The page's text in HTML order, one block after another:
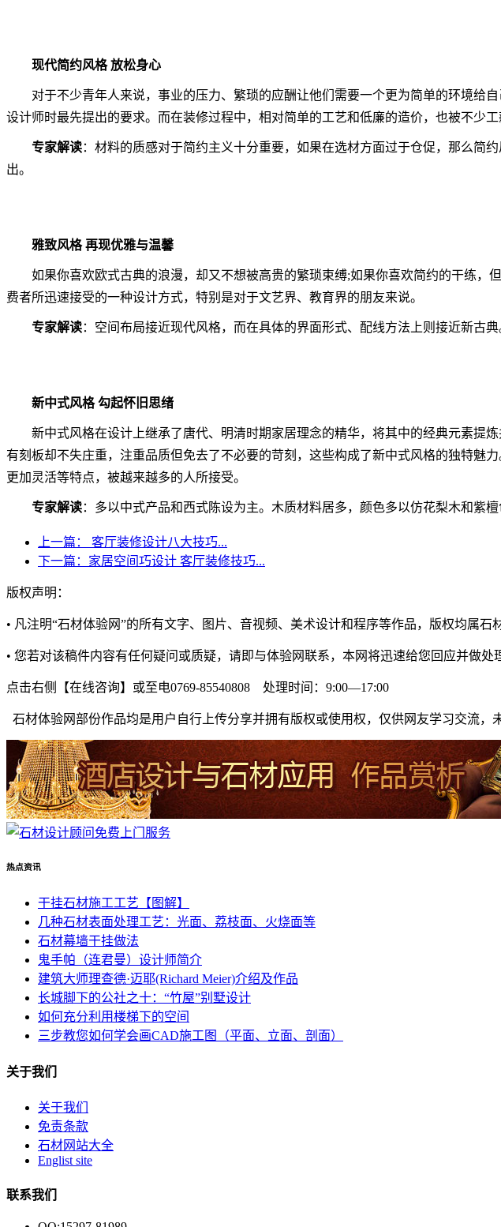
现代简约风格 放松身心
对于不少青年人来说，事业的压力、繁琐的应酬让他们需要一个更为简单的环境给
设计师时最先提出的要求。而在装修过程中，相对简单的工艺和低廉的造价，也被不少工
专家解读：材料的质感对于简约主义十分重要，如果在选材方面过于仓促，那么简
出。
雅致风格 再现优雅与温馨
如果你喜欢欧式古典的浪漫，却又不想被高贵的繁琐束缚;如果你喜欢简约的干练，
费者所迅速接受的一种设计方式，特别是对于文艺界、教育界的朋友来说。
专家解读：空间布局接近现代风格，而在具体的界面形式、配线方法上则接近新古
新中式风格 勾起怀旧思绪
新中式风格在设计上继承了唐代、明清时期家居理念的精华，将其中的经典元素提
有刻板却不失庄重，注重品质但免去了不必要的苛刻，这些构成了新中式风格的独特魅
更加灵活等特点，被越来越多的人所接受。
专家解读：多以中式产品和西式陈设为主。木质材料居多，颜色多以仿花梨木和紫
上一篇：
客厅装修设计八大技巧...
下一篇： 家居空间巧设计 客厅装修技巧...
版权声明：
• 凡注明“石材体验网”的所有文字、图片、音视频、美术设计和程序等作品，版权均属
• 您若对该稿件内容有任何疑问或质疑，请即与体验网联系，本网将迅速给您回应并做处
点击右侧【在线咨询】或至电0769-85540808 处理时间：9:00—17:00
石材体验网部份作品均是用户自行上传分享并拥有版权或使用权，仅供网友学习交流，
热点资讯
干挂石材施工工艺【图解】
几种石材表面处理工艺：光面、荔枝面、火烧面等
石材幕墙干挂做法
鬼手帕（连君曼）设计师简介
建筑大师理查德·迈耶(Richard Meier)介绍及作品
长城脚下的公社之十：“竹屋”别墅设计
如何充分利用楼梯下的空间
三步教您如何学会画CAD施工图（平面、立面、剖面）
关于我们
关于我们
免责条款
石材网站大全
Englist site
联系我们